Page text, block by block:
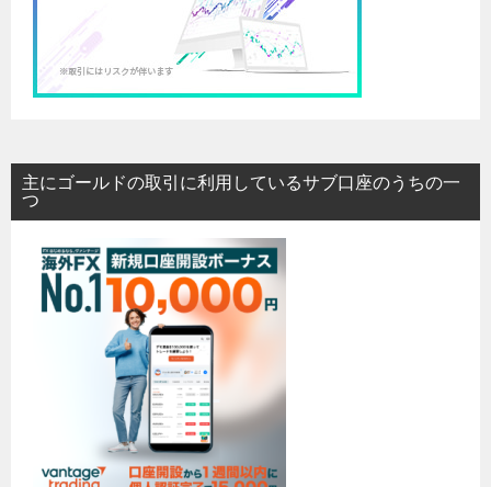
主にゴールドの取引に利用しているサブ口座のうちの一
つ